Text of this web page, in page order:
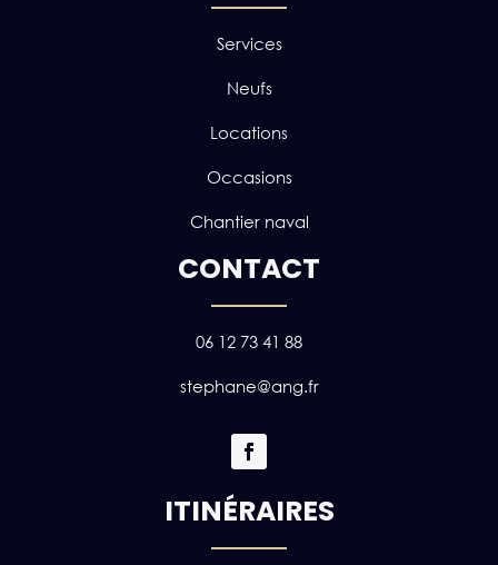
Services
Neufs
Locations
Occasions
Chantier naval
CONTACT
06 12 73 41 88
stephane@ang.fr
ITINÉRAIRES